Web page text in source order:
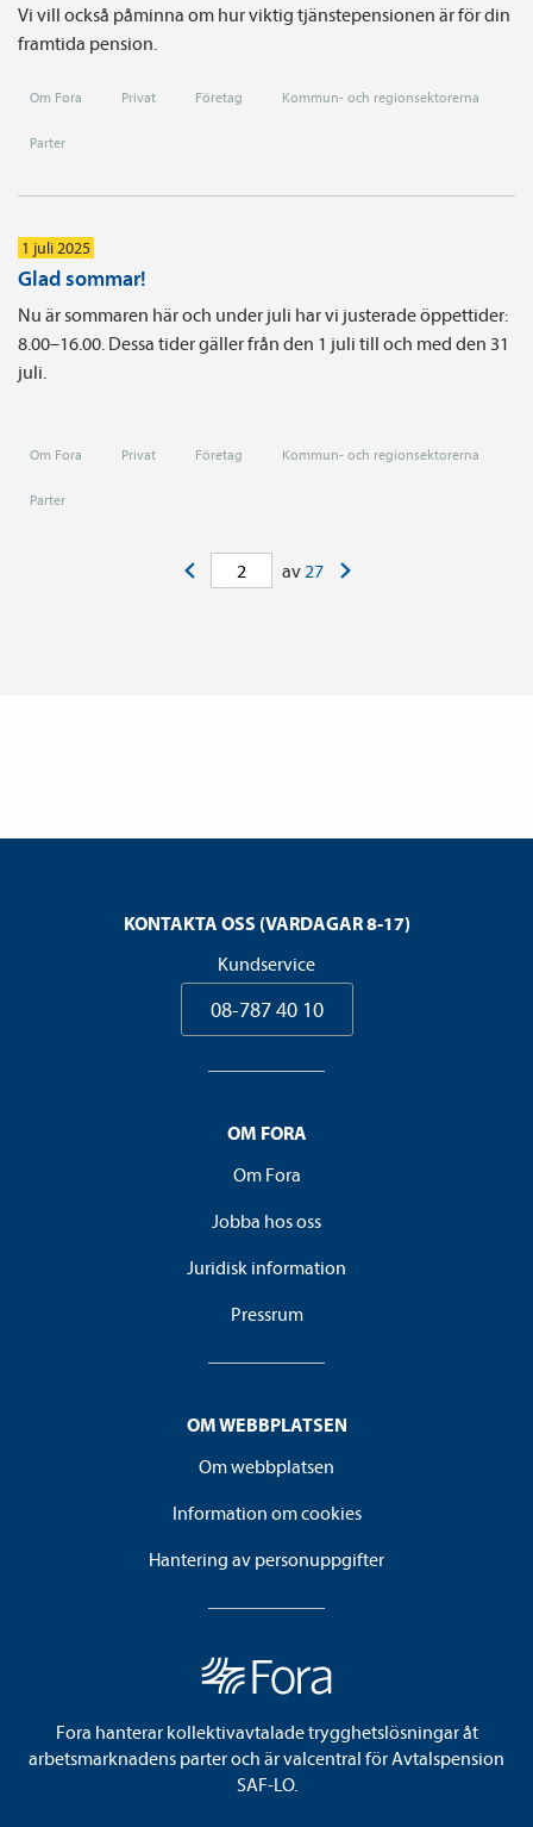
Vi vill också påminna om hur viktig tjänstepensionen är för din
framtida pension.
Om Fora Privat Företag Kommun- och regionsektorerna
Parter
1 juli 2025
Glad sommar!
Nu är sommaren här och under juli har vi justerade öppettider:
8.00–16.00. Dessa tider gäller från den 1 juli till och med den 31
juli.
Om Fora Privat Företag Kommun- och regionsektorerna
Parter
av27
KONTAKTA OSS (VARDAGAR 8-17)
Kundservice
08-787 40 10
OM FORA
Om Fora
Jobba hos oss
Juridisk information
Pressrum
OM WEBBPLATSEN
Om webbplatsen
Information om cookies
Hantering av personuppgifter
Fora hanterar kollektivavtalade trygghetslösningar åt
arbetsmarknadens parter och är valcentral för Avtalspension
SAF-LO.